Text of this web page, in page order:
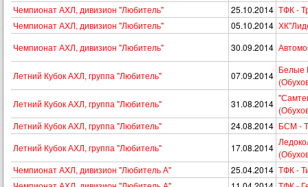
Чемпионат АХЛ, дивизион "Любитель"
25.10.2014 ТФК -
Чемпионат АХЛ, дивизион "Любитель"
05.10.2014
Чемпионат АХЛ, дивизион "Любитель"
30.09.2014
Летний Кубок АХЛ, группа "Любитель" 07.09.2014
Белые
Летний Кубок АХЛ, группа "Любитель"
31.08.2014
Летний Кубок АХЛ, группа "Любитель"
24.08.2014 БСМ -
Летний Кубок АХЛ, группа "Любитель"
17.08.2014
Чемпионат АХЛ, дивизион "Любитель А"
25.04.2014 ТФК -